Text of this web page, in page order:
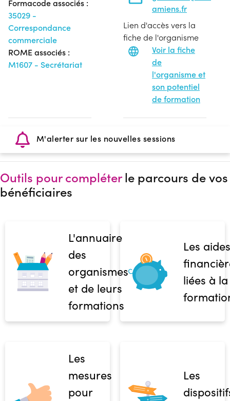
Formacode associés :
35029 -
Correspondance
commerciale
ROME associés :
M1607 - Secrétariat
amiens.fr
Lien d'accès vers la
fiche de l'organisme
Voir la fiche
de
l'organisme et
son potentiel
de formation
M'alerter sur les nouvelles sessions
Outils pour compléterle parcours de vos
bénéficiaires
L'annuaire
des
organismes
et de leurs
formations
Les aides
liées à la
Les
mesures
pour
Les